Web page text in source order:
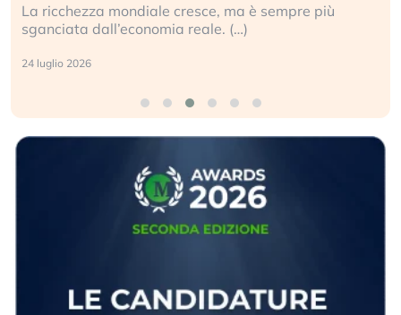
La ricchezza mondiale cresce, ma è sempre più
sganciata dall’economia reale. (…)
24 luglio 2026